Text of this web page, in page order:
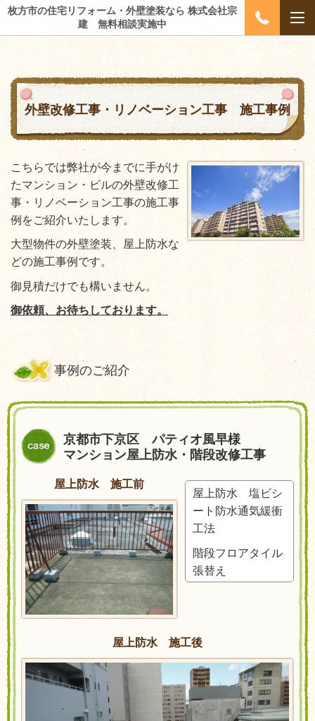
枚方市の住宅リフォーム・外壁塗装なら 株式会社宗
建 無料相談実施中
外壁改修工事・リノベーション工事 施工事例
こちらでは弊社が今までに手がけ
たマンション・ビルの外壁改修工
事・リノベーション工事の施工事
例をご紹介いたします。
大型物件の外壁塗装、屋上防水な
どの施工事例です。
御見積だけでも構いません。
御依頼、お待ちしております。
事例のご紹介
京都市下京区 パティオ風早様
マンション屋上防水・階段改修工事
屋上防水 塩ビシ
ート防水通気緩衝
工法
階段フロアタイル
張替え
屋上防水 施工前
屋上防水 施工後